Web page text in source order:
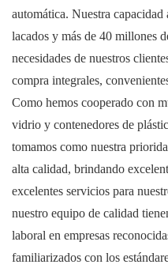
automática. Nuestra
lacados y más de 40 millones
necesidades de nuestros
compra integrales,
Como hemos cooperado con
vidrio y contenedores de
tomamos como nuestra
alta calidad, brindando
excelentes servicios para
nuestro equipo de calidad
laboral en empresas
familiarizados con los